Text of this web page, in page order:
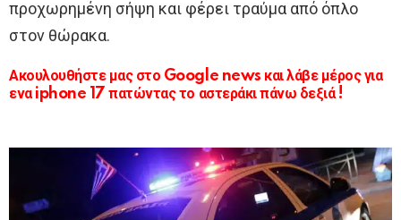
προχωρημένη σήψη και φέρει τραύμα από όπλο
στον θώρακα.
Ακουλουθήστε μας στο Google news και λάβε μέρος για
ενα iphone 17 πατώντας το αστεράκι πάνω δεξιά !